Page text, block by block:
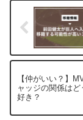
【仲がいい？】
ャッジの関係は
好き？